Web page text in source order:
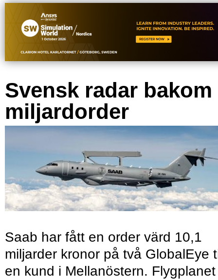
Svensk radar bakom
miljardorder
Saab har fått en order värd 10,1
miljarder kronor på två GlobalEye
en kund i Mellanöstern.